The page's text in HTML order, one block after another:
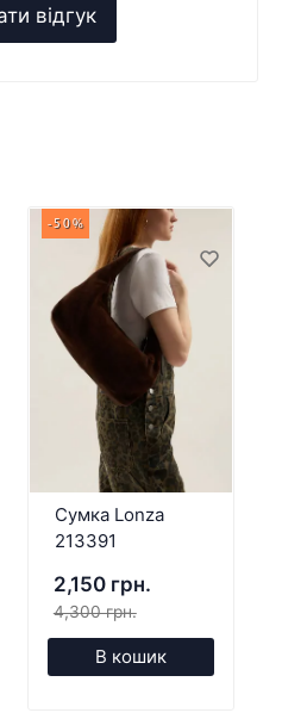
-50%
Сумка Lonza
213391
2,150 грн.
4,300 грн.
В кошик